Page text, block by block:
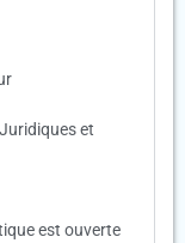
et
est ouverte